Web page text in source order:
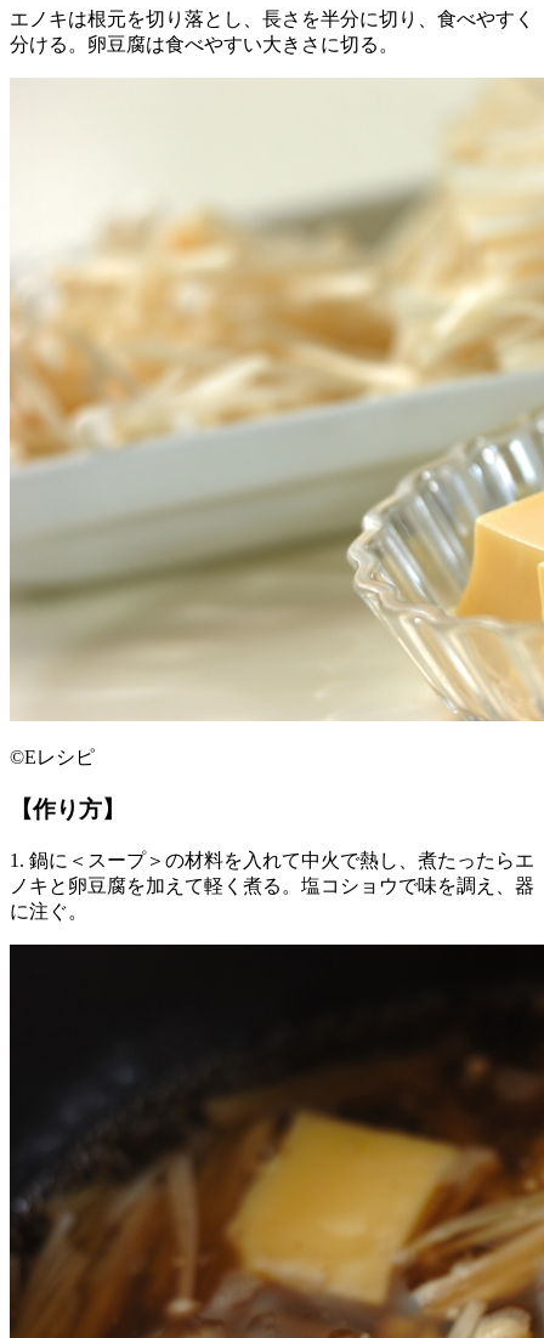
エノキは根元を切り落とし、長さを半分に切り、食べやすく
分ける。卵豆腐は食べやすい大きさに切る。
©Eレシピ
【作り方】
1. 鍋に＜スープ＞の材料を入れて中火で熱し、煮たったらエ
ノキと卵豆腐を加えて軽く煮る。塩コショウで味を調え、器
に注ぐ。